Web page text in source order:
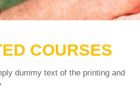
COURSES
dummy text of the printing and